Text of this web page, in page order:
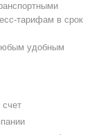
тарифам в срок
удобным